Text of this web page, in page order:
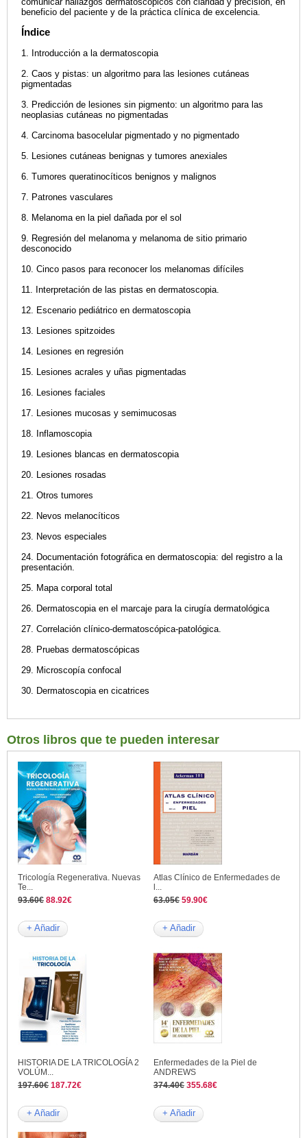
beneficio del paciente y de la práctica clínica de excelencia.
Índice
1. Introducción a la dermatoscopia
2. Caos y pistas: un algoritmo para las lesiones cutáneas
pigmentadas
3. Predicción de lesiones sin pigmento: un algoritmo para las
neoplasias cutáneas no pigmentadas
4. Carcinoma basocelular pigmentado y no pigmentado
5. Lesiones cutáneas benignas y tumores anexiales
6. Tumores queratinocíticos benignos y malignos
7. Patrones vasculares
8. Melanoma en la piel dañada por el sol
9. Regresión del melanoma y melanoma de sitio primario
desconocido
10. Cinco pasos para reconocer los melanomas difíciles
11. Interpretación de las pistas en dermatoscopia.
12. Escenario pediátrico en dermatoscopia
13. Lesiones spitzoides
14. Lesiones en regresión
15. Lesiones acrales y uñas pigmentadas
16. Lesiones faciales
17. Lesiones mucosas y semimucosas
18. Inflamoscopia
19. Lesiones blancas en dermatoscopia
20. Lesiones rosadas
21. Otros tumores
22. Nevos melanocíticos
23. Nevos especiales
24. Documentación fotográfica en dermatoscopia: del registro a la
presentación.
25. Mapa corporal total
26. Dermatoscopia en el marcaje para la cirugía dermatológica
27. Correlación clínico‑dermatoscópica‑patológica.
28. Pruebas dermatoscópicas
29. Microscopía confocal
30. Dermatoscopia en cicatrices
Otros libros que te pueden interesar
Tricología Regenerativa. Nuevas
Te...
93.60€ 88.92€
+ Añadir
Atlas Clínico de Enfermedades de
l...
63.05€ 59.90€
+ Añadir
HISTORIA DE LA TRICOLOGÍA 2
VOLÚM...
197.60€ 187.72€
+ Añadir
Enfermedades de la Piel de
ANDREWS
374.40€ 355.68€
+ Añadir